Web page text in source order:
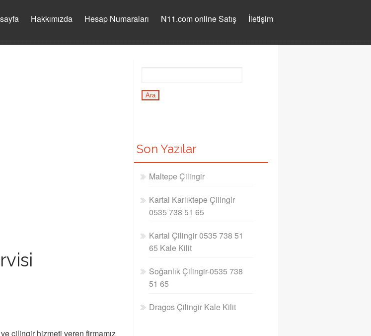
Hakkımızda Hesap Numaraları N11.com online Satış İletişim
çilingir hizmeti veren firmamız
Son Yazılar
Maltepe Çilingir
Kartal Karlıktepe Çilingir
0535 738 51 65
Kartal Çilingir 0535 738 51
65 Kale Kilit
Soğanlık Çilingir-0535 738
51 65
Dragos Çilingir Kale Kilit